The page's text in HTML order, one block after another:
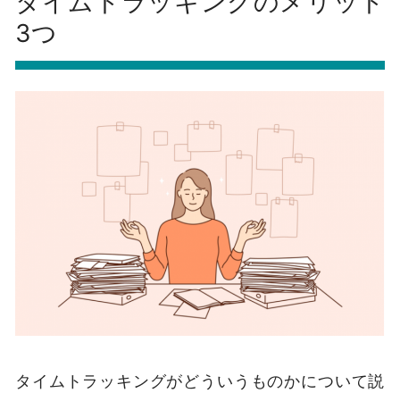
3つ
タイムトラッキングがどういうものかについて説